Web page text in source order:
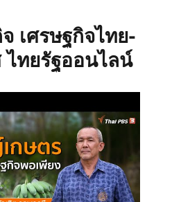
เศรษฐกิจไทย-
ไทยรัฐออนไลน์